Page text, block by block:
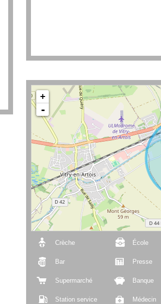
+
-
Crèche École
Bar Presse
Supermarché Banque
Station service Médecin